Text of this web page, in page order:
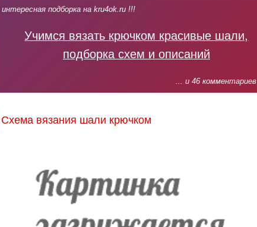
интересная подборка на kru4ok.ru !!!
Учимся вязать крючком красивые шали,
подборка схем и описаний
... и 46 комментариев
Схема вязания шали крючком